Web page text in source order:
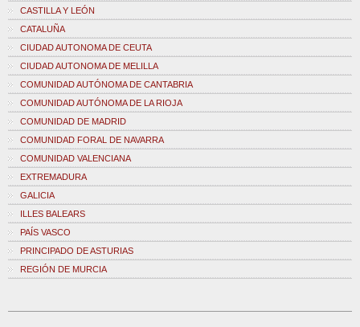
CASTILLA Y LEÓN
CATALUÑA
CIUDAD AUTONOMA DE CEUTA
CIUDAD AUTONOMA DE MELILLA
COMUNIDAD AUTÓNOMA DE CANTABRIA
COMUNIDAD AUTÓNOMA DE LA RIOJA
COMUNIDAD DE MADRID
COMUNIDAD FORAL DE NAVARRA
COMUNIDAD VALENCIANA
EXTREMADURA
GALICIA
ILLES BALEARS
PAÍS VASCO
PRINCIPADO DE ASTURIAS
REGIÓN DE MURCIA